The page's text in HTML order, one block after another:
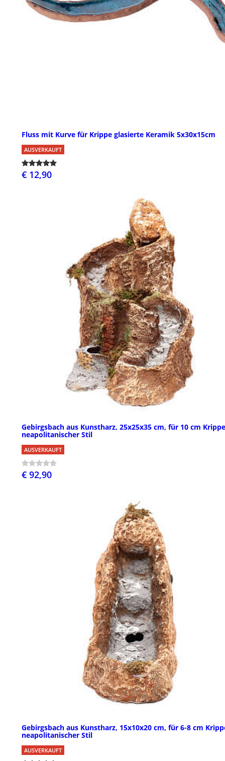
Fluss mit Kurve für Krippe glasierte Keramik 5x30x15cm
AUSVERKAUFT
€ 12,90
Gebirgsbach aus Kunstharz, 25x25x35 cm, für 10 cm
neapolitanischer Stil
AUSVERKAUFT
€ 92,90
Gebirgsbach aus Kunstharz, 15x10x20 cm, für 6-8 cm
neapolitanischer Stil
AUSVERKAUFT